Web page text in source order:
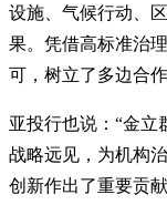
设施、气候行动、
果。凭借高标准治
可，树立了多边合作
亚投行也说：“金立
战略远见，为机构
创新作出了重要贡